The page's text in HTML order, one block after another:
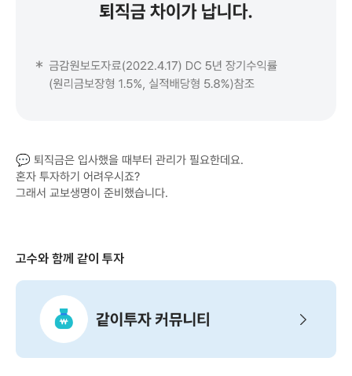
💬 퇴직금은 입사했을 때부터 관리가 필요한데요.
혼자 투자하기 어려우시죠?
그래서 교보생명이 준비했습니다.
고수와 함께 같이 투자